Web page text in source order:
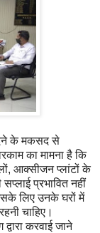
देने के मकसद से
का मामना है कि
आक्सीजन प्लांटों के
प्रभावित नहीं
इसके लिए उनके घरों में
चाहिए।
करवाई जाने